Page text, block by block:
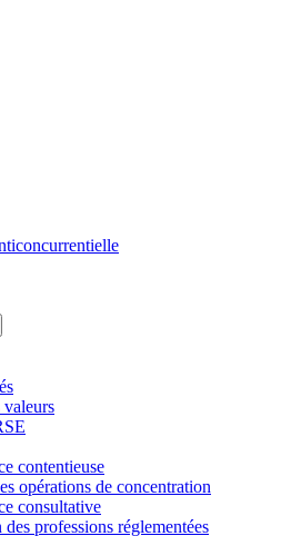
valeurs
contentieuse
opérations de concentration
consultative
professions réglementées